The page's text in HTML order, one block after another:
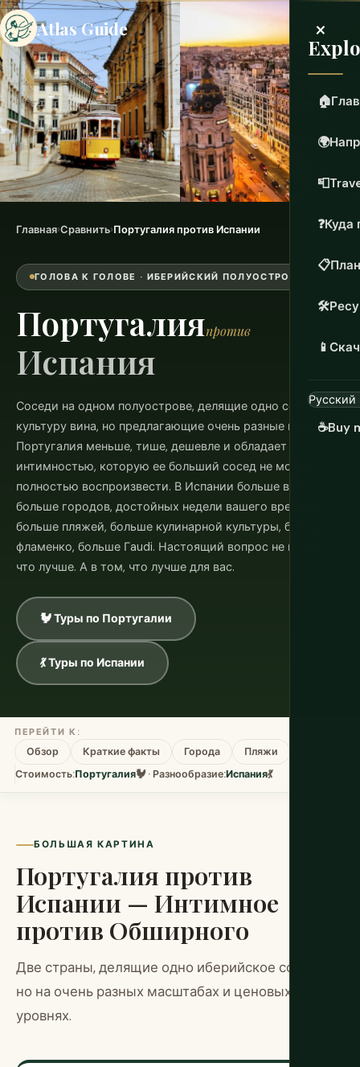
Atlas Guide ×
🏠
🌍
📮
❓Куда
📋
🛠️
📱
☕Buy
Главная›Сравнить›Португалия против Испании
ГОЛОВА К ГОЛОВЕ · ИБЕРИЙСКИЙ ПОЛУОСТРОВ
Португалияпротив
Испания
Соседи на одном полуострове, делящие одно солнце и
культуру вина, но предлагающие очень разные поездки.
Португалия меньше, тише, дешевле и обладает
интимностью, которую ее больший сосед не может
полностью воспроизвести. В Испании больше всего —
больше городов, достойных недели вашего времени,
больше пляжей, больше кулинарной культуры, больше
фламенко, больше Гaudi. Настоящий вопрос не в том,
что лучше. А в том, что лучше для вас.
🐓 Туры по Португалии
💃 Туры по Испании
ПЕРЕЙТИ К:
Обзор Краткие факты Города Пляжи
Стоимость:Португалия🐓 · Разнообразие:Испания💃
БОЛЬШАЯ КАРТИНА
Португалия против
Испании — Интимное
против Обширного
Две страны, делящие одно иберийское солнце —
но на очень разных масштабах и ценовых
уровнях.